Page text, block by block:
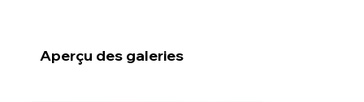
Aperçu des galeries